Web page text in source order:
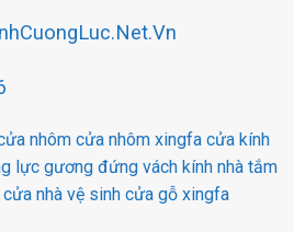
nhôm cửa nhôm xingfa cửa kính
lực gương đứng vách kính nhà tắm
cửa nhà vệ sinh cửa gỗ xingfa